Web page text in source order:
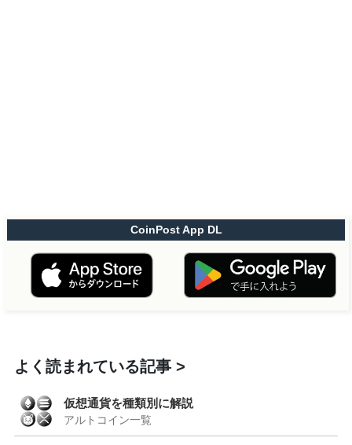
CoinPost App DL
よく読まれている記事
仮想通貨を種類別に解説
アルトコイン一覧